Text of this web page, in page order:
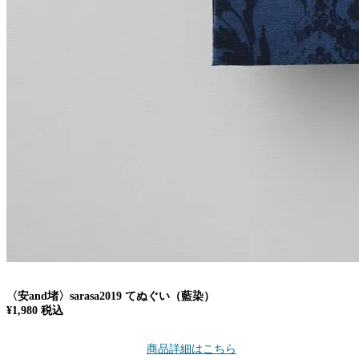
〈安and堵〉sarasa2019 てぬぐい（藍染）
¥1,980 税込
商品詳細はこちら